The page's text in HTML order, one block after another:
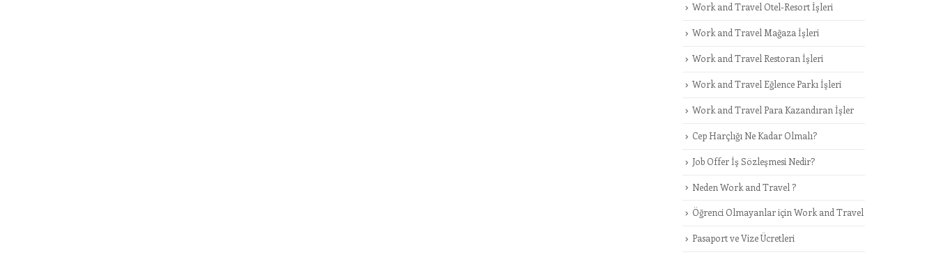
Work and Travel Otel-Resort İşleri
Work and Travel Mağaza İşleri
Work and Travel Restoran İşleri
Work and Travel Eğlence Parkı İşleri
Work and Travel Para Kazandıran İşler
Cep Harçlığı Ne Kadar Olmalı?
Job Offer İş Sözleşmesi Nedir?
Neden Work and Travel ?
Öğrenci Olmayanlar için Work and Travel
Pasaport ve Vize Ücretleri